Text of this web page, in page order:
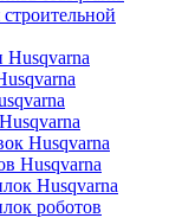
Husqvarna
Husqvarna
Husqvarna
Husqvarna
роботов